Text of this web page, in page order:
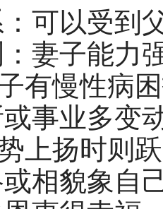
可以受到
妻子能力
有慢性病
事业多变
上扬时则
相貌象自